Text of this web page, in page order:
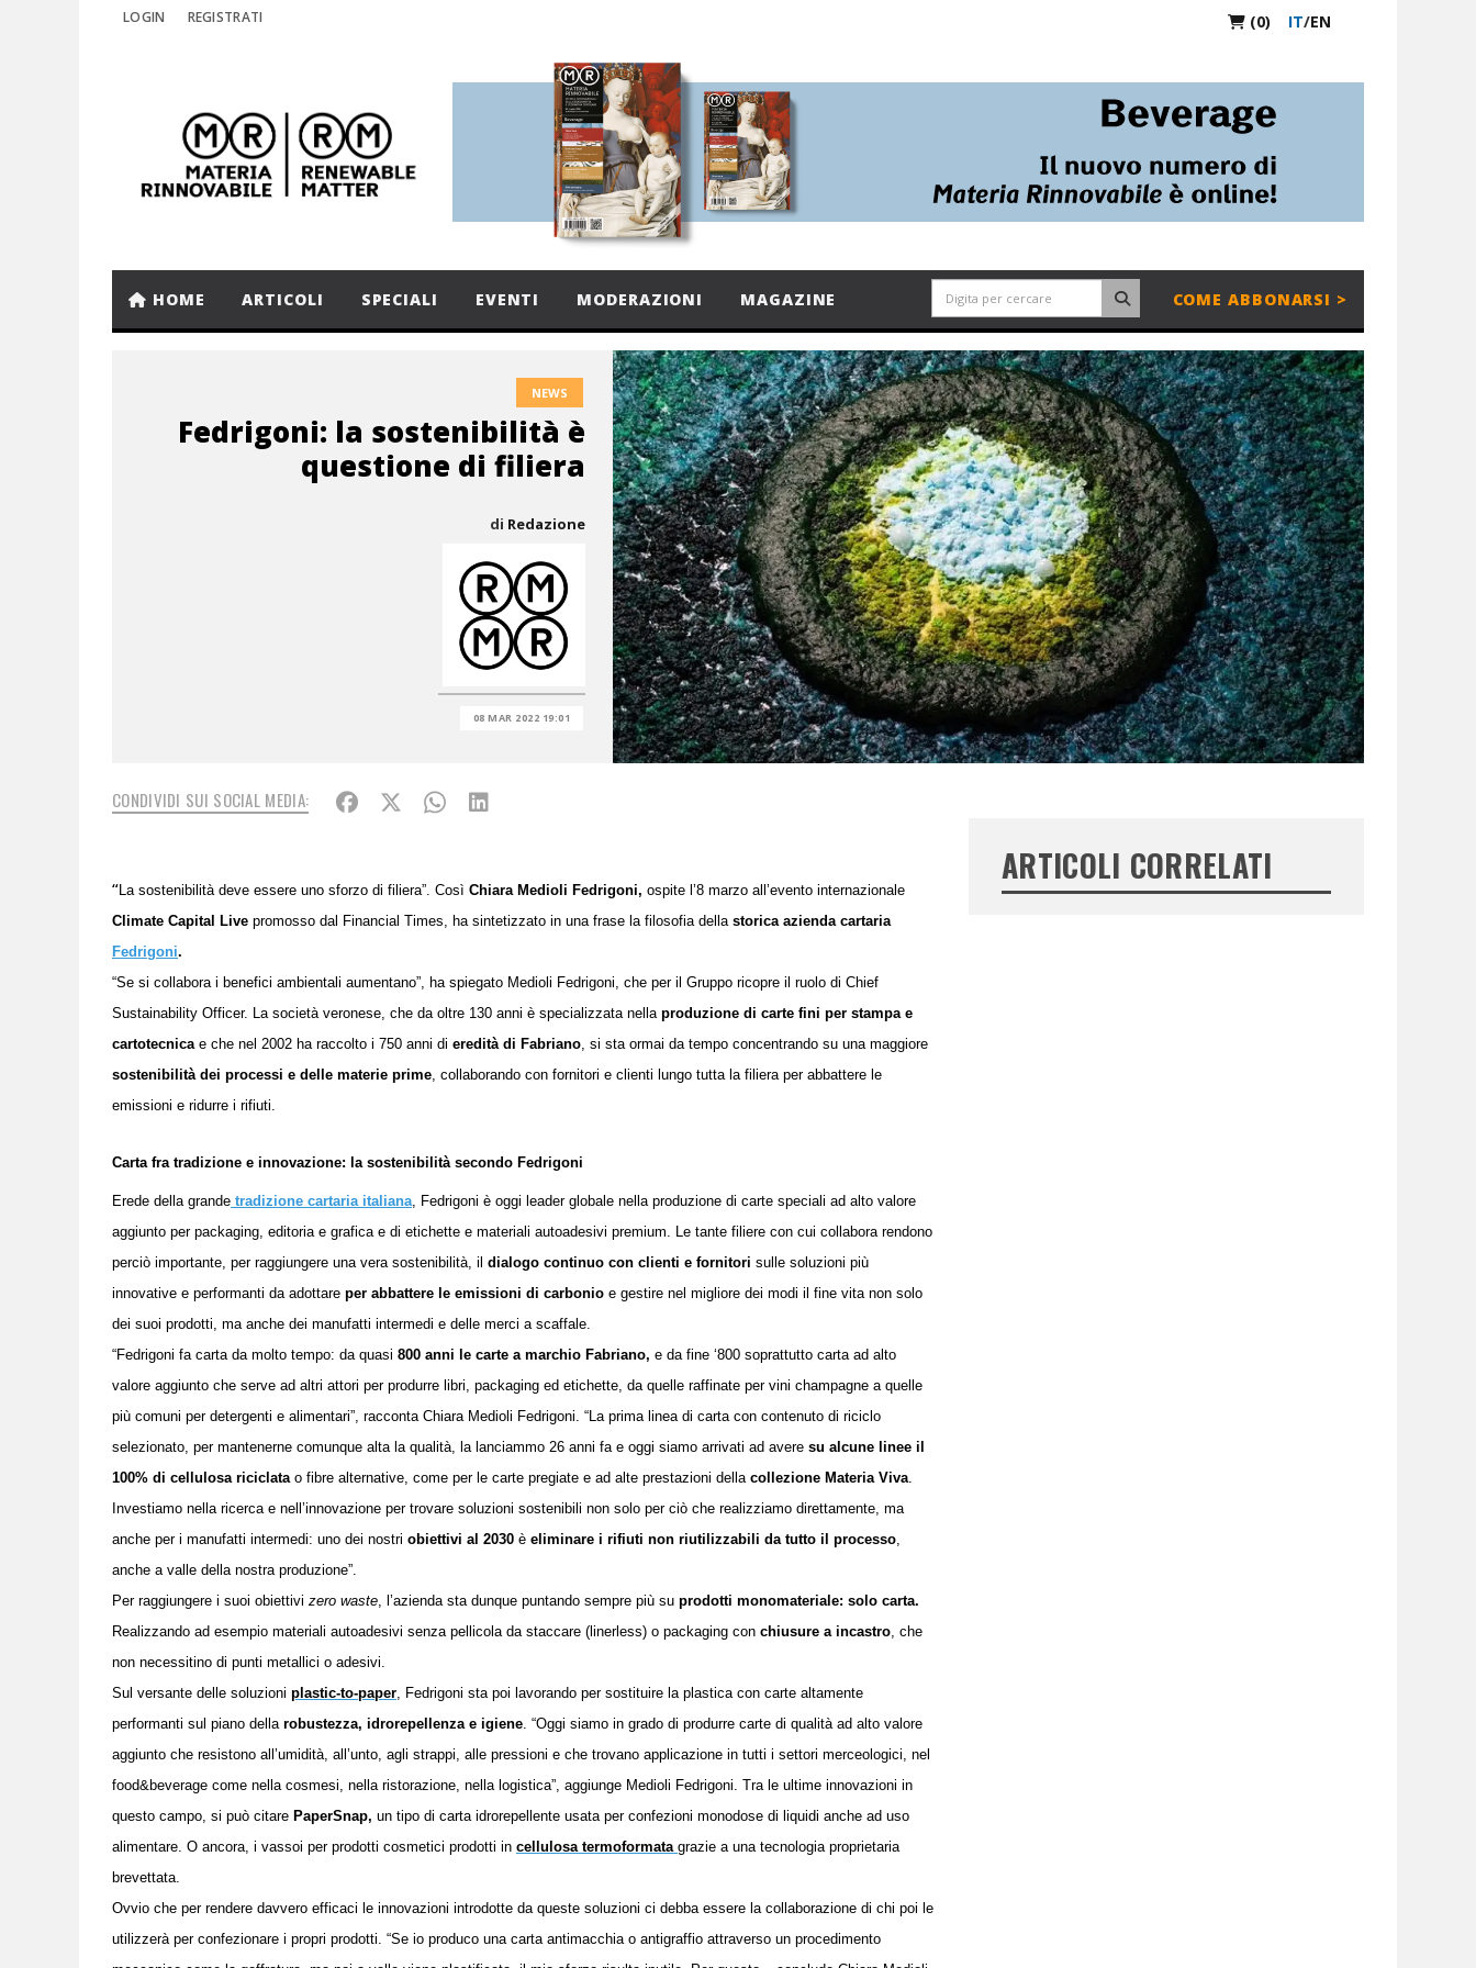
LOGIN REGISTRATI (0) IT/EN
HOME ARTICOLI SPECIALI EVENTI MODERAZIONI MAGAZINE COME ABBONARSI >
NEWS
Fedrigoni: la sostenibilità è
questione di filiera
di Redazione
08 MAR 2022 19:01
CONDIVIDI SUI SOCIAL MEDIA:
“La sostenibilità deve essere uno sforzo di filiera”. Così Chiara Medioli Fedrigoni, ospite l’8 marzo all’evento internazionale
Climate Capital Live promosso dal Financial Times, ha sintetizzato in una frase la filosofia della storica azienda cartaria
Fedrigoni.
“Se si collabora i benefici ambientali aumentano”, ha spiegato Medioli Fedrigoni, che per il Gruppo ricopre il ruolo di Chief
Sustainability Officer. La società veronese, che da oltre 130 anni è specializzata nellaproduzione di carte fini per stampa e
cartotecnicae che nel 2002 ha raccolto i 750 anni di eredità di Fabriano, si sta ormai da tempo concentrando su una maggiore
sostenibilità dei processi e delle materie prime, collaborando con fornitori e clienti lungo tutta la filiera per abbattere le
emissioni e ridurre i rifiuti.
Carta fra tradizione e innovazione: la sostenibilità secondo Fedrigoni
Erede della grande tradizione cartaria italiana, Fedrigoni è oggi leader globale nella produzione di carte speciali ad alto valore
aggiunto per packaging, editoria e grafica e di etichette e materiali autoadesivi premium. Le tante filiere con cui collabora rendono
perciò importante, per raggiungere una vera sostenibilità, il dialogo continuo con clienti e fornitori sulle soluzioni più
innovative e performanti da adottare per abbattere le emissioni di carbonio e gestire nel migliore dei modi il fine vita non solo
dei suoi prodotti, ma anche dei manufatti intermedi e delle merci a scaffale.
“Fedrigoni fa carta da molto tempo: da quasi 800 anni le carte a marchio Fabriano, e da fine ‘800 soprattutto carta ad alto
valore aggiunto che serve ad altri attori per produrre libri, packaging ed etichette, da quelle raffinate per vini champagne a quelle
più comuni per detergenti e alimentari”, racconta Chiara Medioli Fedrigoni. “La prima linea di carta con contenuto di riciclo
selezionato, per mantenerne comunque alta la qualità, la lanciammo 26 anni fa e oggi siamo arrivati ad avere su alcune linee il
100% di cellulosa riciclatao fibre alternative, come per le carte pregiate e ad alte prestazioni della collezione Materia Viva.
Investiamo nella ricerca e nell’innovazione per trovare soluzioni sostenibili non solo per ciò che realizziamo direttamente, ma
anche per i manufatti intermedi: uno dei nostri obiettivi al 2030 è eliminare i rifiuti non riutilizzabili da tutto il processo,
anche a valle della nostra produzione”.
Per raggiungere i suoi obiettivi zero waste, l’azienda sta dunque puntando sempre più su prodotti monomateriale: solo carta.
Realizzando ad esempio materiali autoadesivi senza pellicola da staccare (linerless) o packaging con chiusure a incastro, che
non necessitino di punti metallici o adesivi.
Sul versante delle soluzioni plastic-to-paper, Fedrigoni sta poi lavorando per sostituire la plastica con carte altamente
performanti sul piano della robustezza, idrorepellenza e igiene. “Oggi siamo in grado di produrre carte di qualità ad alto valore
aggiunto che resistono all’umidità, all’unto, agli strappi, alle pressioni e che trovano applicazione in tutti i settori merceologici, nel
food&beverage come nella cosmesi, nella ristorazione, nella logistica”, aggiunge Medioli Fedrigoni. Tra le ultime innovazioni in
questo campo, si può citare PaperSnap, un tipo di carta idrorepellente usata per confezioni monodose di liquidi anche ad uso
alimentare. O ancora, i vassoi per prodotti cosmetici prodotti in cellulosa termoformata grazie a una tecnologia proprietaria
brevettata.
Ovvio che per rendere davvero efficaci le innovazioni introdotte da queste soluzioni ci debba essere la collaborazione di chi poi le
utilizzerà per confezionare i propri prodotti. “Se io produco una carta antimacchia o antigraffio attraverso un procedimento
ARTICOLI CORRELATI